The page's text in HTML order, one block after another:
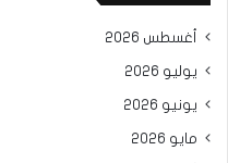
أغسطس 2026
يوليو 2026
يونيو 2026
مايو 2026